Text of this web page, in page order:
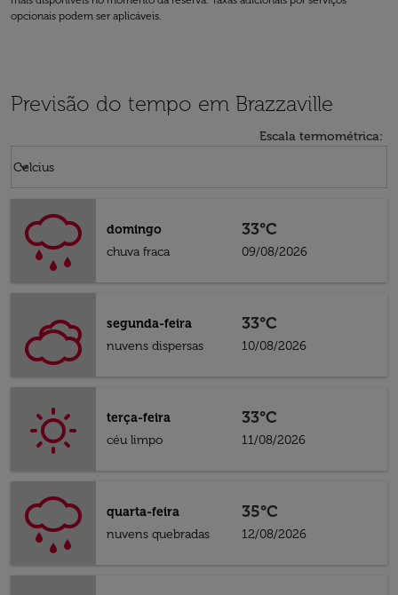
opcionais podem ser aplicáveis.
Previsão do tempo em Brazzaville
Escala termométrica:
Celcius
keyboard_arrow_down
domingo
chuva fraca
33°C
09/08/2026
segunda-feira
nuvens dispersas
33°C
10/08/2026
terça-feira
céu limpo
33°C
11/08/2026
quarta-feira
nuvens quebradas
35°C
12/08/2026